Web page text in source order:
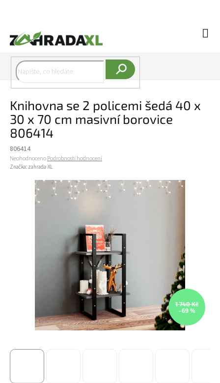
Knihovna se 2 policemi šedá 40 x
30 x 70 cm masivní borovice
806414
806414
Průměrné hodnocení produktu je 0,0 z 5 hvězdiček.
NeohodnocenoPodrobnosti hodnocení
Značka: zahrada-XL
1 740 Kč
–69 %